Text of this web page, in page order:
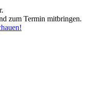
zum Termin mitbringen.